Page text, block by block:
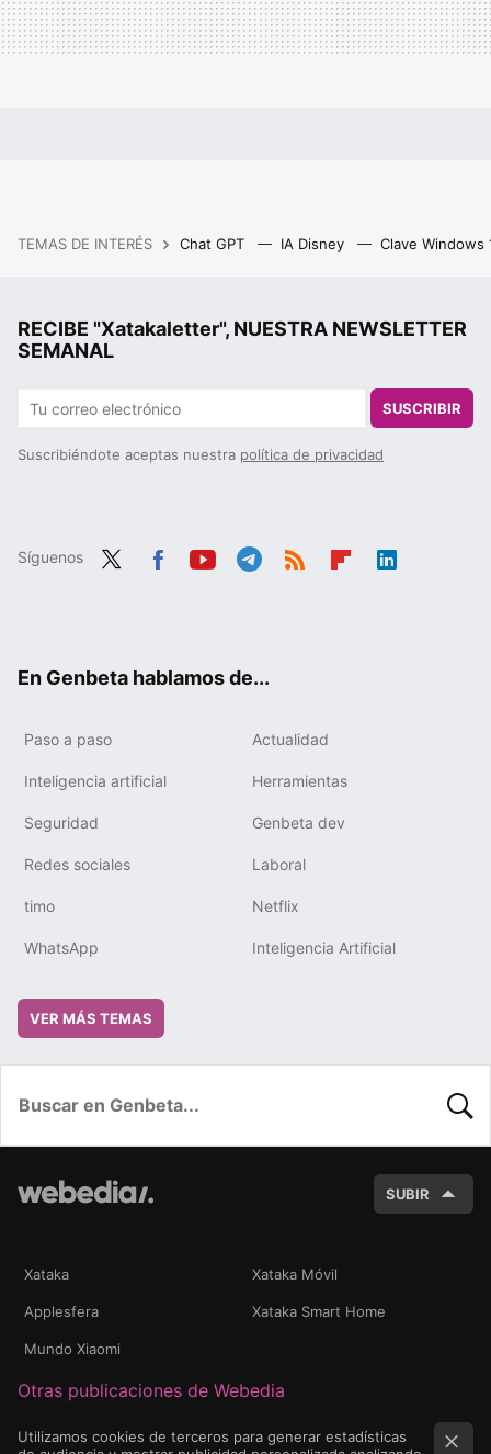
TEMAS DE INTERÉS Chat GPT IA Disney Clave Windows
RECIBE "Xatakaletter", NUESTRA NEWSLETTER
SEMANAL
SUSCRIBIR
Suscribiéndote aceptas nuestra política de privacidad
Síguenos
En Genbeta hablamos de...
Paso a paso Actualidad
Inteligencia artificial Herramientas
Seguridad Genbeta dev
Redes sociales Laboral
timo Netflix
WhatsApp Inteligencia Artificial
VER MÁS TEMAS
SUBIR
Xataka Xataka Móvil
Applesfera Xataka Smart Home
Mundo Xiaomi
Otras publicaciones de Webedia
Utilizamos cookies de terceros para generar estadísticas